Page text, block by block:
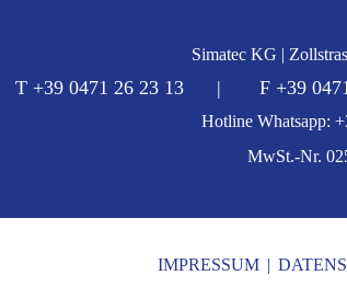
Simatec KG |
T +39 0471 26 23 13 | F +39
Hotline Whatsapp:
MwSt.-Nr.
IMPRESSUM